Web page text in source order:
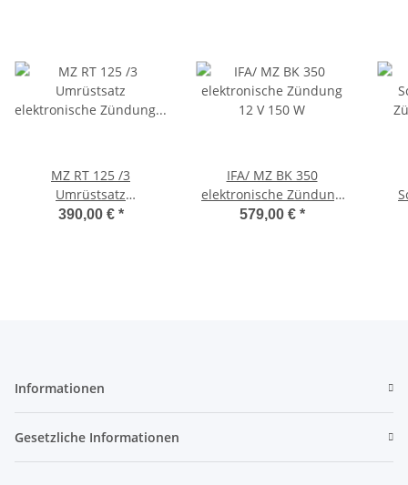
MZ RT 125 /3
Umrüstsatz
elektronische Zündung
390,00 € *
IFA/ MZ BK 350
elektronische Zündung
12 V 150 W
579,00 € *
Informationen
Gesetzliche Informationen